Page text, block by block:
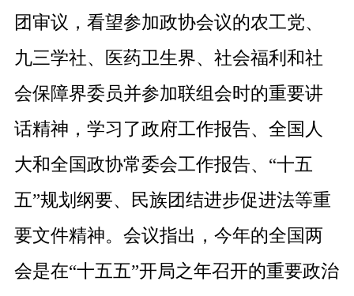
团审议，看望参加政协会议的农工党、
九三学社、医药卫生界、社会福利和社
会保障界委员并参加联组会时的重要讲
话精神，学习了政府工作报告、全国人
大和全国政协常委会工作报告、 “十五
五”规划纲要、民族团结进步促进法等重
要文件精神。 会议指出，今年的全国两
会是在“十五五”开局之年召开的重要政治